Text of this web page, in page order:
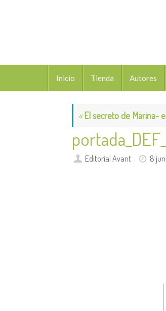
contenido
Inicio Tienda Autores
«El secreto de Marina-
Editorial Avant 8